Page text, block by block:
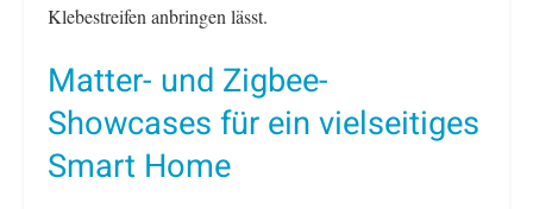
Klebestreifen anbringen lässt.
Matter- und Zigbee-
Showcases für ein vielseitiges
Smart Home